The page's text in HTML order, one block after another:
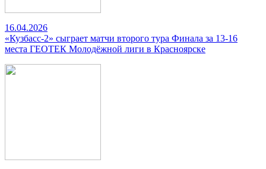
16.04.2026
«Кузбасс-2» сыграет матчи второго тура Финала за 13-16
места ГЕОТЕК Молодёжной лиги в Красноярске